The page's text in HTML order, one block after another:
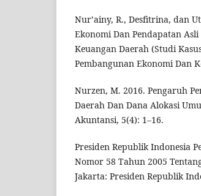
Nur’ainy, R., Desfitrina, dan
Ekonomi Dan Pendapatan
Keuangan Daerah (Studi
Pembangunan Ekonomi Dan
Nurzen, M. 2016. Pengaruh
Daerah Dan Dana Alokasi
Akuntansi, 5(4): 1–16.
Presiden Republik Indonesia
Nomor 58 Tahun 2005
Jakarta: Presiden Republik